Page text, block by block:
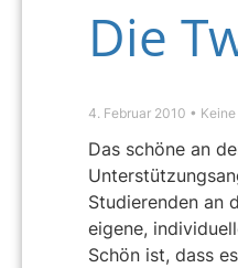
Die
4. Februar 2010
Das schöne an
Studierenden an
eigene,
Schön ist, dass